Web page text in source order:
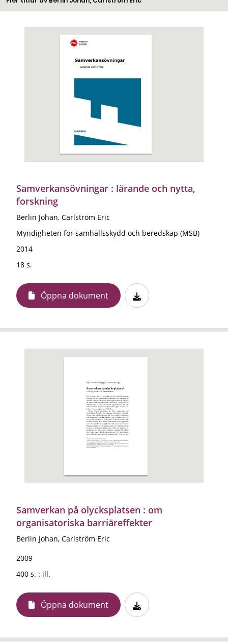
Samverkansövningar : lärande och nytta,
forskning
Berlin Johan, Carlström Eric
Myndigheten för samhällsskydd och beredskap (MSB)
2014
18 s.
Öppna dokument
Samverkan på olycksplatsen : om
organisatoriska barriäreffekter
Berlin Johan, Carlström Eric
2009
400 s. : ill.
Öppna dokument